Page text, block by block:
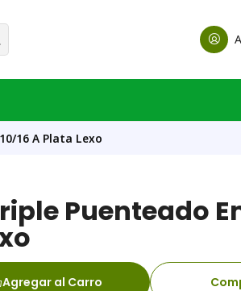
16 A Plata Lexo
Puenteado
Agregar al Carro